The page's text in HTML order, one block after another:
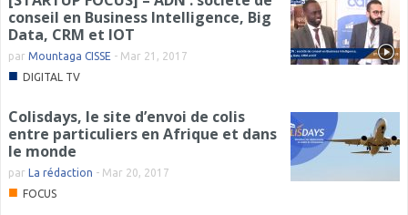
conseil en Business Intelligence, Big
Data, CRM et IOT
par Mountaga CISSE - Mar 21, 2017
■ DIGITAL TV
Colisdays, le site d’envoi de colis
entre particuliers en Afrique et dans
le monde
par La rédaction - Mar 20, 2017
■ FOCUS